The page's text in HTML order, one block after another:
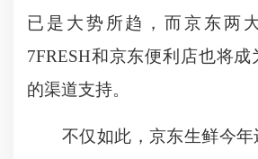
已是大势所趋，而京东两
7FRESH和京东便利店也将
的渠道支持。
不仅如此，京东生鲜今